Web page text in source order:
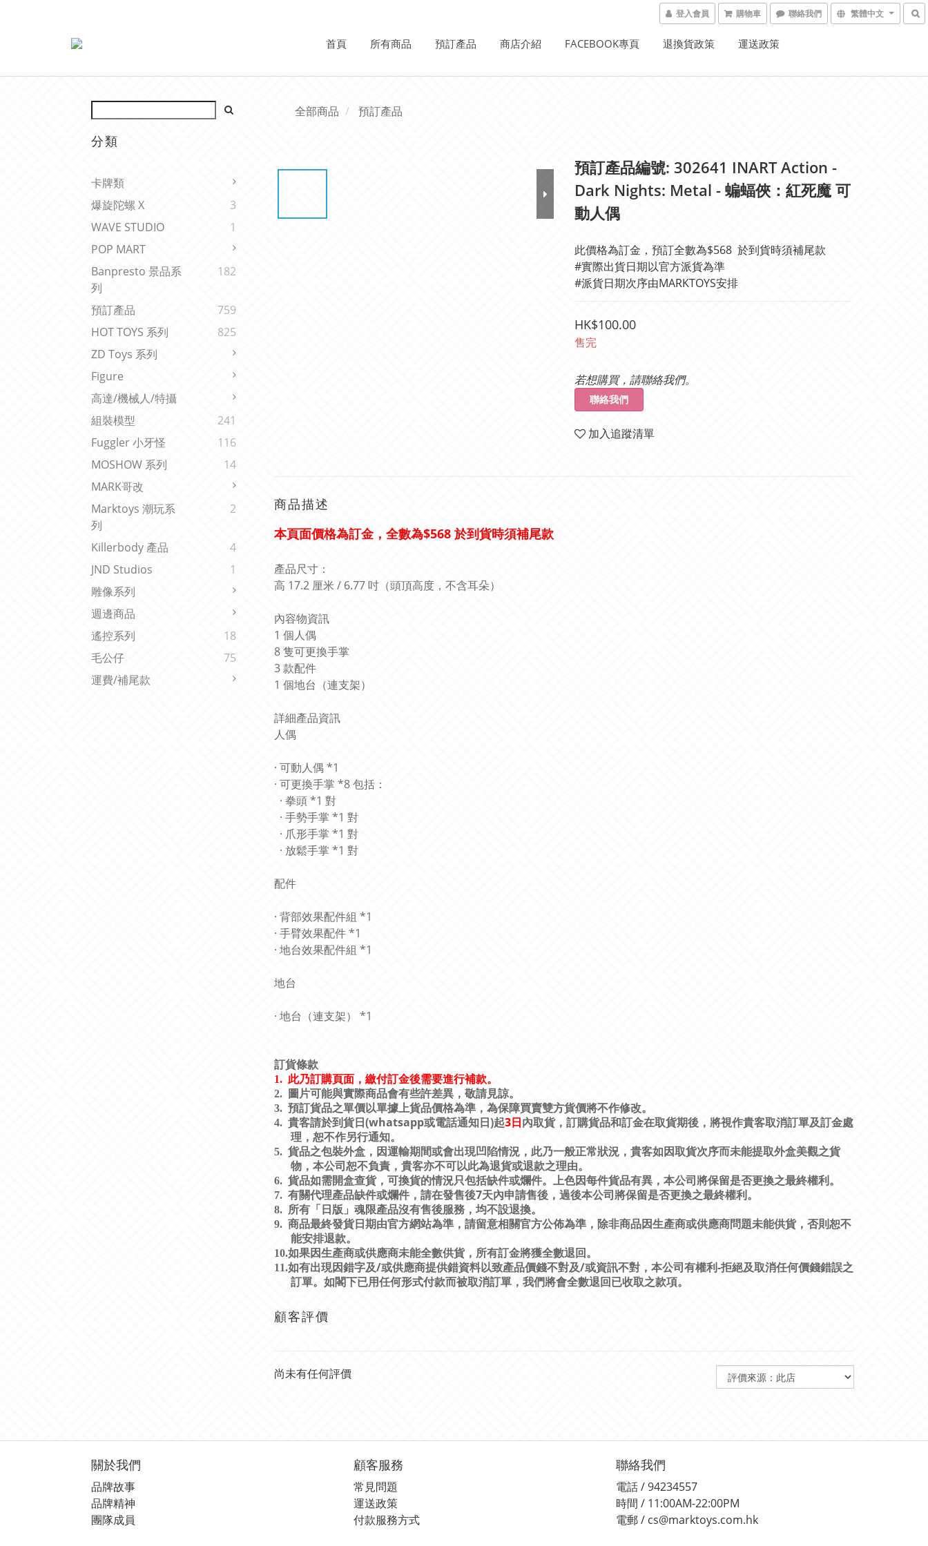
登入會員 購物車 聯絡我們 繁體中文
首頁 所有商品 預訂產品 商店介紹 FACEBOOK專頁 退換貨政策 運送政策
分類
卡牌類
爆旋陀螺 X
3
WAVE STUDIO
1
POP MART
Banpresto 景品系
列
182
預訂產品
759
HOT TOYS 系列
825
ZD Toys 系列
Figure
高達/機械人/特攝
組裝模型
241
Fuggler 小牙怪
116
MOSHOW 系列
14
MARK哥改
Marktoys 潮玩系
列
2
Killerbody 產品
4
JND Studios
1
雕像系列
週邊商品
遙控系列
18
毛公仔
75
運費/補尾款
全部商品 預訂產品
預訂產品編號: 302641 INART Action -
Dark Nights: Metal - 蝙蝠俠：紅死魔 可
動人偶
此價格為訂金，預訂全數為$568  於到貨時須補尾款
#派貨日期次序由MARKTOYS安排
HK$100.00
售完
若想購買，請聯絡我們。
聯絡我們
加入追蹤清單
商品描述
本頁面價格為訂金，全數為$568 於到貨時須補尾款
產品尺寸：
高 17.2 厘米 / 6.77 吋（頭頂高度，不含耳朵）
內容物資訊
1 個人偶
8 隻可更換手掌
3 款配件
1 個地台（連支架）
詳細產品資訊
人偶
· 可動人偶 *1
· 可更換手掌 *8 包括：
· 拳頭 *1 對
· 手勢手掌 *1 對
· 爪形手掌 *1 對
· 放鬆手掌 *1 對
配件
· 背部效果配件組 *1
· 手臂效果配件 *1
· 地台效果配件組 *1
地台
· 地台（連支架） *1
訂貨條款
1. 此乃訂購頁面，繳付訂金後需要進行補款。
2.
圖片可能與實際商品會有些許差異，敬請見諒。
3. 預訂貨品之單價以單據上貨品價格為準，為保障買賣雙方貨價將不作修改。
4. 貴客請於到貨日 (whatsapp或電話通知日 )起3日內取貨，訂購貨品和訂金在取貨期後，將視作貴客取消訂單及訂金處
理，恕不作另行通知。
5. 貨品之包裝外盒，因運輸期間或會出現凹陷情況，此乃一般正常狀況，貴客如因取貨次序而未能提取外盒美觀之貨
物，本公司恕不負責，貴客亦不可以此為退貨或退款之理由。
6. 貨品如需開盒查貨，可換貨的情況只包括缺件或爛件。上色因每件貨品有異，本公司將保留是否更換之最終權利。
7. 有關代理產品缺件或爛件，請在發售後7天內申請售後，過後本公司將保留是否更換之最終權利。
8. 所有「日版」魂限產品沒有售後服務，均不設退換。
9. 商品最終發貨日期由官方網站為準，請留意相關官方公佈為準，除非商品因生產商或供應商問題未能供貨，否則恕不
能安排退款。
10.如果因生產商或供應商未能全數供貨，所有訂金將獲全數退回。
11.如有出現因錯字及/或供應商提供錯資料以致產品價錢不對及/或資訊不對，本公司有權利-拒絕及取消任何價錢錯誤之
訂單。如閣下已用任何形式付款而被取消訂單，我們將會全數退回已收取之款項。
顧客評價
尚未有任何評價
關於我們
品牌故事
品牌精神
團隊成員
顧客服務
常見問題
運送政策
付款服務方式
聯絡我們
電話 / 94234557
時間 / 11:00AM-22:00PM
電郵 / cs@marktoys.com.hk